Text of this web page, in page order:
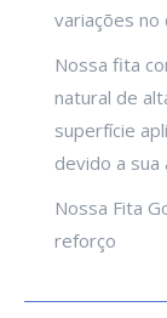
variações
Nossa fita
natural de
superfície
devido a sua
Nossa Fita
reforço